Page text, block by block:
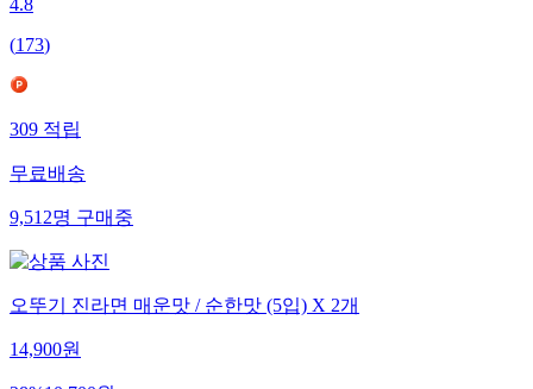
4.8
(173)
309적립
무료배송
9,512명구매중
오뚜기 진라면 매운맛 / 순한맛 (5입) X 2개
14,900원